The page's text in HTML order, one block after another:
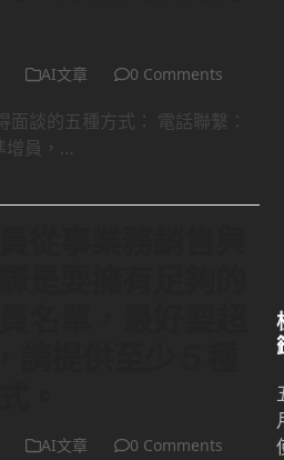
AI文章 0 Comments
面談的五種方式： 電話聯繫：
增員，…
AI文章 0 Comments